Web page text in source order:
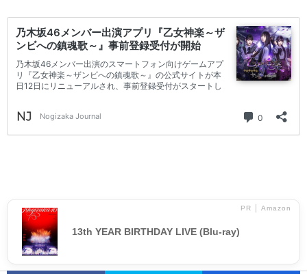
PR │ Amazon
13th YEAR BIRTHDAY LIVE (Blu-ray)